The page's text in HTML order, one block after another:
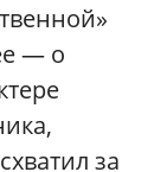
— о
за